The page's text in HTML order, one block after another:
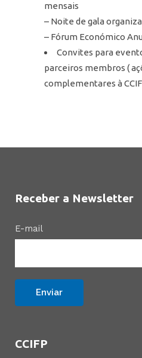
mensais
– Noite de gala
– Fórum Económico
Convites para
parceiros membros (
complementares à
Receber a Newsletter
E-mail
CCIFP